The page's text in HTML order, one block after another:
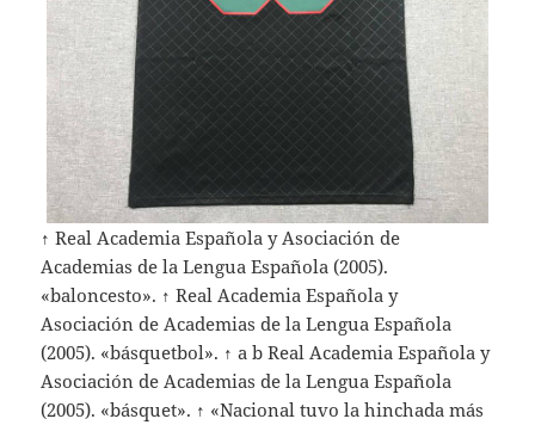
↑ Real Academia Española y Asociación de
Academias de la Lengua Española (2005).
«baloncesto». ↑ Real Academia Española y
Asociación de Academias de la Lengua Española
(2005). «básquetbol». ↑ a b Real Academia Española y
Asociación de Academias de la Lengua Española
(2005). «básquet». ↑ «Nacional tuvo la hinchada más